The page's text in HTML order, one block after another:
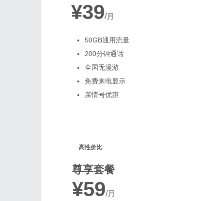
¥39/月
50GB通用流量
200分钟通话
全国无漫游
免费来电显示
亲情号优惠
高性价比
尊享套餐
¥59/月